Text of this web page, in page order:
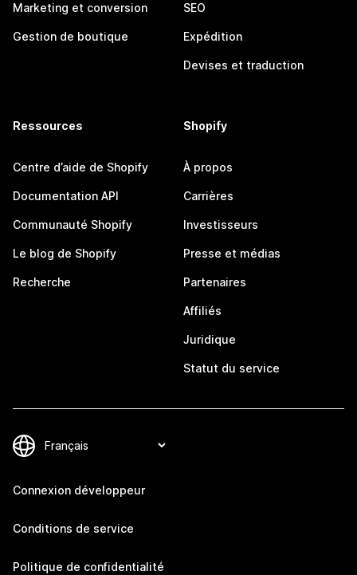
Marketing et conversion
Gestion de boutique
SEO
Expédition
Devises et traduction
Ressources
Centre d’aide de Shopify
Documentation API
Communauté Shopify
Le blog de Shopify
Recherche
Shopify
À propos
Carrières
Investisseurs
Presse et médias
Partenaires
Affiliés
Juridique
Statut du service
Connexion développeur
Conditions de service
Politique de confidentialité